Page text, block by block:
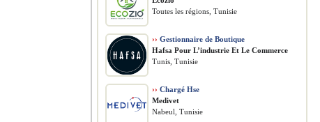
Toutes les régions, Tunisie
›› Gestionnaire de Boutique
Hafsa Pour L’industrie Et Le Commerce
Tunis, Tunisie
›› Chargé Hse
Medivet
Nabeul, Tunisie